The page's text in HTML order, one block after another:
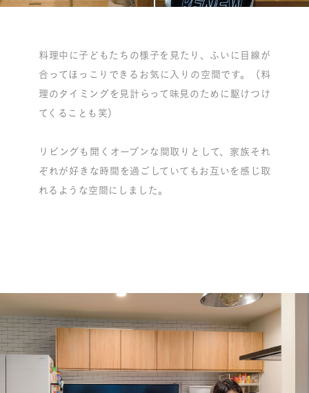
料理中に子どもたちの様子を見たり、ふいに目線が
合ってほっこりできるお気に入りの空間です。（料
理のタイミングを見計らって味見のために駆けつけ
てくることも笑）
リビングも開くオープンな間取りとして、家族それ
ぞれが好きな時間を過ごしていてもお互いを感じ取
れるような空間にしました。